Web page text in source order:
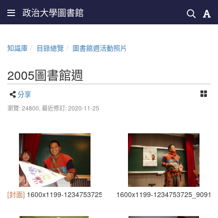
政治大學圖書館
知識庫 目錄總覽 圖書館週活動照片
2005圖書館週
分享
瀏覽: 24800, 最近修訂: 2020-11-25
[封面] 1600x1199-1234753725_50681600x1199-1234753725_9091